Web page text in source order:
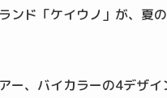
ンド「ケイウノ」が、
ー、バイカラーの4デザ